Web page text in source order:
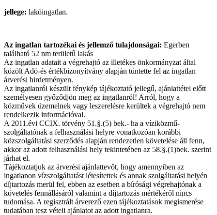
jellege: lakóingatlan.
Az ingatlan tartozékai és jellemző tulajdonságai: Egerben
található 52 nm területű lakás
Az ingatlan adatait a végrehajtó az illetékes önkormányzat által
közölt Adó-és értékbizonyítvány alapján tüntette fel az ingatlan
árverési hirdetményen.
Az ingatlanról készült fénykép tájékoztató jellegű, ajánlattétel előtt
személyesen győződjön meg az ingatlanról! Arról, hogy a
közművek üzemelnek vagy leszerelésre kerültek a végrehajtó nem
rendelkezik információval.
A 2011.évi CCIX. törvény 51.§.(5) bek.- ha a víziközmű-
szolgáltatónak a felhasználási helyre vonatkozóan korábbi
közszolgáltatási szerződés alapján rendezetlen követelése áll fenn,
akkor az adott felhasználási hely tekintetében az 58.§.(1)bek. szerint
járhat el.
Tájékoztatjuk az árverési ajánlattevőt, hogy amennyiben az
ingatlanon vízszolgáltatást létesítettek és annak szolgáltatási helyén
díjtartozás merül fel, ebben az esetben a bírósági végrehajtónak a
követelés fennállásáról valamint a díjtartozás mértékéről nincs
tudomása. A regisztrált árverező ezen tájékoztatások megismerése
tudatában tesz vételi ajánlatot az adott ingatlanra.